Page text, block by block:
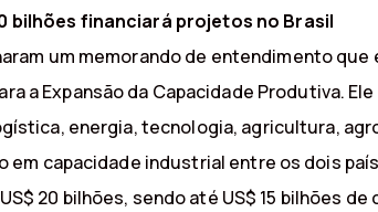
bilhões financiará projetos no Brasil
um memorando de entendimento
a Expansão da Capacidade Produtiva.
energia, tecnologia, agricultura,
em capacidade industrial entre os dois
20 bilhões, sendo até US$ 15 bilhões